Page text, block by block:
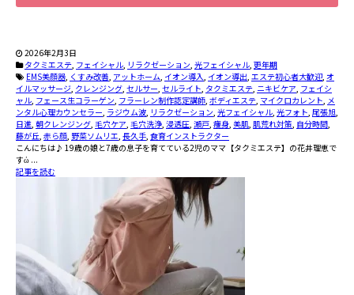
2026年2月3日
タクミエステ, フェイシャル, リラクゼーション, 光フェイシャル, 更年期
EMS美顔器, くすみ改善, アットホーム, イオン導入, イオン導出, エステ初心者大歓迎, オ
イルマッサージ, クレンジング, セルサー, セルライト, タクミエステ, ニキビケア, フェイシ
ャル, フェース生コラーゲン, フラーレン制作認定講師, ボディエステ, マイクロカレント, メ
ンタル心理カウンセラー, ラジウム波, リラクゼーション, 光フェイシャル, 光フォト, 尾張旭,
日進, 朝クレンジング, 毛穴ケア, 毛穴洗浄, 浸透圧, 瀬戸, 痩身, 美肌, 肌荒れ対策, 自分時間,
藤が丘, 赤ら顔, 野菜ソムリエ, 長久手, 食育インストラクター
こんにちは♪ 19歳の娘と7歳の息子を育てている2児のママ【タクミエステ】の花井理恵で
すὠ ...
記事を読む